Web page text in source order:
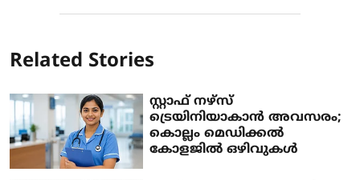
Related Stories
സ്റ്റാഫ് നഴ്സ്
ട്രെയിനിയാകാൻ അവസരം;
കൊല്ലം മെഡിക്കൽ
കോളജിൽ ഒഴിവുകൾ